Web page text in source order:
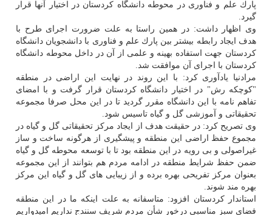
پارك علم و فناوری در محوطه دانشگاه كردستان در اختیار آنها قرار
گیرد.
وی اظهار داشت: در همین راستا به علت ضرورت اجرای طرح با
هدف ایجاد رابطه بیشتر بین پارك علم و فناوری با دانشجویان دانشگاه
كردستان جهت استفاده بهینه و علمی از آن در داخل محوطه دانشگاه
كردستان با اجرای آن موافقت شد.
مرادنیا یادآوری كرد: با این روند در نهایت این اراضی در منطقه
"كوچكه رش" در اختیار دانشگاه كردستان قرار گرفت و با امضای
تفاهم نامه با این دانشگاه مقرر گردید تا در این محل صرفا مجموعه
تحقیقاتی و آموزشی گل و گیاه تاسیس شود.
وی تصریح كرد: در حقیقت هدف از ایجاد مركز تحقیقاتی گل و گیاه در
مجموع حفظ اراضی این منطقه و پیشگیری از هرگونه ساخت و ساز
غیراصولی و بی رویه در این منطقه بود تا با توسعه محوطه گل و گیاه
ضمن حفظ شرایط منطقه در ادامه مردم هم بتوانند از این مجموعه
بعنوان مركز تفریحی بهره برده و از زیبایی های گل و گیاه این مركز
بهره مند شوند.
استاندار كردستان افزود: متاسفانه به علت اینكه ما در این منطقه
فضای سبز مناسبی درخور شأن مردم شریف سنندج نداریم امیدواریم